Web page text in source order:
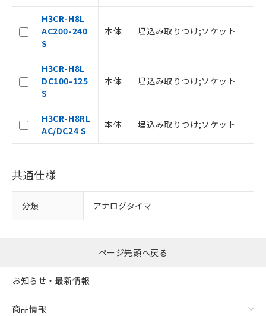
H3CR-H8L
AC200-240
S
本体 埋込み取りつけ;ソケット
H3CR-H8L
DC100-125
S
本体 埋込み取りつけ;ソケット
H3CR-H8RL
AC/DC24 S
本体 埋込み取りつけ;ソケット
共通仕様
分類 アナログタイマ
ページ先頭へ戻る
お知らせ・最新情報
商品情報
※当社の共同利用者とは、
の共同利用に関して"
の「1.共同利
用者の範囲」に記載されている法人を